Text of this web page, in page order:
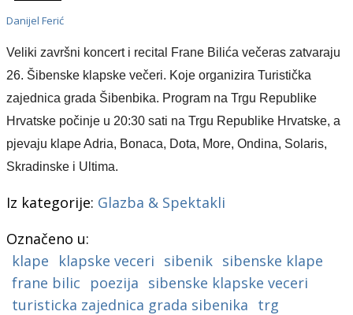
Danijel Ferić
Veliki završni koncert i recital Frane Bilića večeras zatvaraju
26. Šibenske klapske večeri. Koje organizira Turistička
zajednica grada Šibenbika. Program na Trgu Republike
Hrvatske počinje u 20:30 sati na Trgu Republike Hrvatske, a
pjevaju klape Adria, Bonaca, Dota, More, Ondina, Solaris,
Skradinske i Ultima.
Iz kategorije: Glazba & Spektakli
Označeno u:
klape
klapske veceri sibenik sibenske klape
frane bilic
poezija sibenske klapske veceri
turisticka zajednica grada sibenika trg